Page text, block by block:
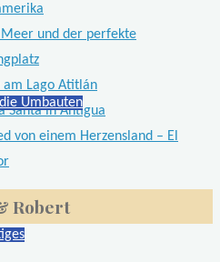
Umbauten
Meer und der perfekte
am Lago Atitlán
Santa in Antigua
von einem Herzensland – El
Robert